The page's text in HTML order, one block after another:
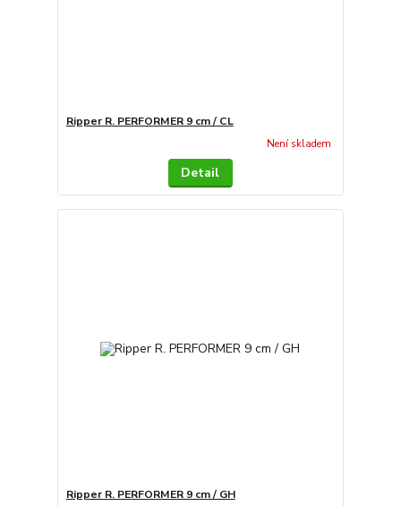
Ripper R. PERFORMER 9 cm / CL
Není skladem
Detail
Ripper R. PERFORMER 9 cm / GH